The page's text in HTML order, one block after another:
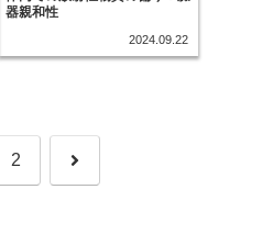
器親和性
2024.09.22
2 次